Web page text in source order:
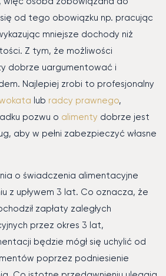
od tego obowiązku np. pracując
mniejsze dochody niż
Z tym, że możliwości
dobrze uargumentować i
Najlepiej zrobi to profesjonalny
lub radcy prawnego,
pozwu o alimenty dobrze jest
aby w pełni zabezpieczyć własne
o świadczenia alimentacyjne
z upływem 3 lat. Co oznacza, że
zapłaty zaległych
przez okres 3 lat,
będzie mógł się uchylić od
poprzez podniesienie